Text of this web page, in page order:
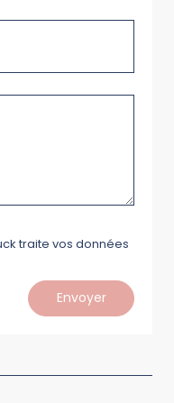
traite vos données
Envoyer